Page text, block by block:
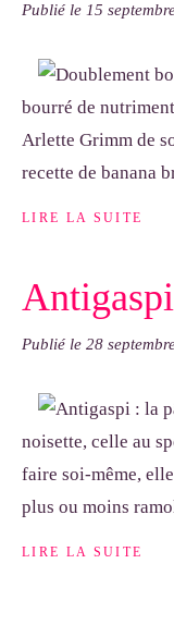
Publié le 15
bourré de
Arlette Grimm de
recette de banana
LIRE LA SUITE
Publié le 28
noisette, celle au
faire soi-même,
plus ou moins
LIRE LA SUITE